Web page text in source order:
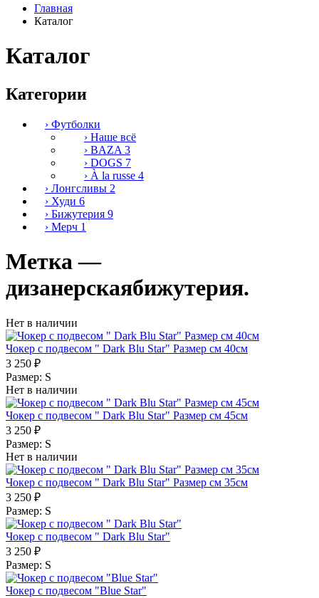
Главная
Каталог
Каталог
Категории
› Футболки
› Наше всё
› BAZA 3
› DOGS 7
› À la russe 4
› Лонгсливы 2
› Худи 6
› Бижутерия 9
› Мерч 1
Метка —
дизанерскаябижутерия.
Нет в наличии
Чокер с подвесом " Dark Blu Star" Размер см 40см
3 250 ₽
Размер: S
Нет в наличии
Чокер с подвесом " Dark Blu Star" Размер см 45см
3 250 ₽
Размер: S
Нет в наличии
Чокер с подвесом " Dark Blu Star" Размер см 35см
3 250 ₽
Размер: S
Чокер с подвесом " Dark Blu Star"
3 250 ₽
Размер: S
Чокер с подвесом "Blue Star"